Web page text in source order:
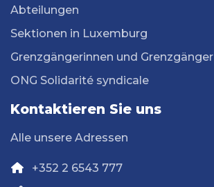
Abteilungen
Sektionen in Luxemburg
Grenzgängerinnen und Grenzgänger
ONG Solidarité syndicale
Kontaktieren Sie uns
Alle unsere Adressen
+352 2 6543 777